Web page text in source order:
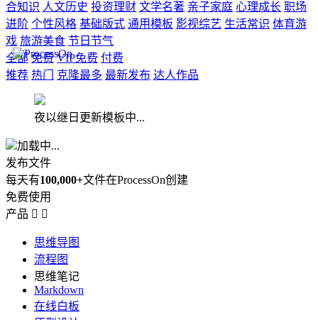
合知识 人文历史 投资理财 文学名著 亲子家庭 心理成长 职场
进阶 个性风格 基础版式 通用模板 影视综艺 生活常识 体育游
戏 旅游美食 节日节气
全部 免费 VIP免费 付费
推荐 热门 克隆最多 最新发布 达人作品
夜以继日更新模板中...
加载中...
发布文件
每天有100,000+文件在ProcessOn创建
免费使用
产品  
思维导图
流程图
思维笔记
Markdown
在线白板